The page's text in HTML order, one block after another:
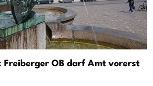
Freiberger OB darf Amt vorerst